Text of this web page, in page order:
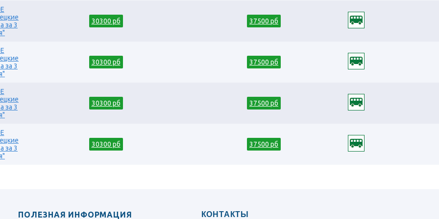
18M Avia "Тур класса комфорт в Монголию: в край кочевников и
билетами: долина Катманду - Гималаи - Сафари" от 1645 у.е. (13
за 3
30300 рб 37500 рб
за 3
30300 рб 37500 рб
за 3
30300 рб 37500 рб
за 3
30300 рб 37500 рб
ПОЛЕЗНАЯ ИНФОРМАЦИЯ КОНТАКТЫ